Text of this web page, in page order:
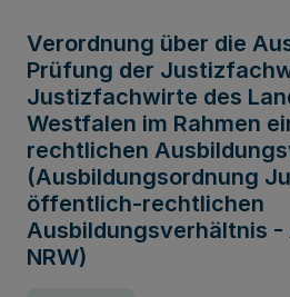
Verordnung über die
Prüfung der
Justizfachwirte des
Westfalen im Rahmen
rechtlichen
(Ausbildungsordnung
öffentlich-rechtlichen
Ausbildungsverhältnis -
NRW)